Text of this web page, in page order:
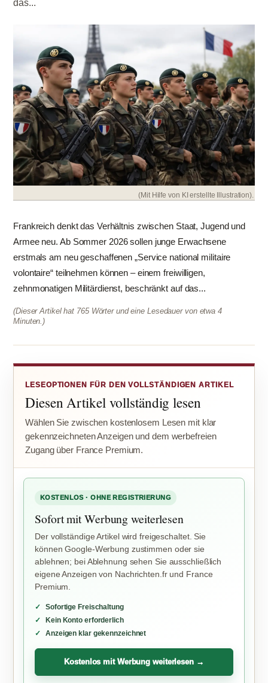
das...
(Mit Hilfe von KI erstellte Illustration).
Frankreich denkt das Verhältnis zwischen Staat, Jugend und
Armee neu. Ab Sommer 2026 sollen junge Erwachsene
erstmals am neu geschaffenen „Service national militaire
volontaire“ teilnehmen können – einem freiwilligen,
zehnmonatigen Militärdienst, beschränkt auf das...
(Dieser Artikel hat 765 Wörter und eine Lesedauer von etwa 4
Minuten.)
LESEOPTIONEN FÜR DEN VOLLSTÄNDIGEN ARTIKEL
Diesen Artikel vollständig lesen
Wählen Sie zwischen kostenlosem Lesen mit klar
gekennzeichneten Anzeigen und dem werbefreien
Zugang über France Premium.
KOSTENLOS · OHNE REGISTRIERUNG
Sofort mit Werbung weiterlesen
Der vollständige Artikel wird freigeschaltet. Sie
können Google-Werbung zustimmen oder sie
ablehnen; bei Ablehnung sehen Sie ausschließlich
eigene Anzeigen von Nachrichten.fr und France
Premium.
Sofortige Freischaltung
Kein Konto erforderlich
Anzeigen klar gekennzeichnet
Kostenlos mit Werbung weiterlesen →